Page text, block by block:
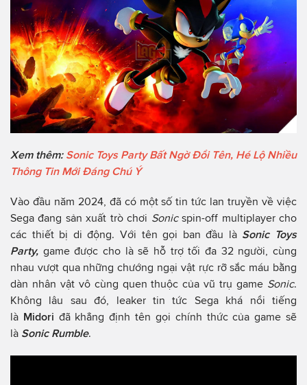
Xem thêm: Sonic Toys Party Bất Ngờ Đổi Tên, Hé Lộ Nhiều
Thông Tin Mới Đáng Chú Ý
Vào đầu năm 2024, đã có một số tin tức lan truyền về việc
Sega đang sản xuất trò chơi Sonicspin-off multiplayer cho
các thiết bị di động. Với tên gọi ban đầu là Sonic Toys
Party, game được cho là sẽ hỗ trợ tối đa 32 người, cùng
nhau vượt qua những chướng ngại vật rực rỡ sắc máu bằng
dàn nhân vật vô cùng quen thuộc của vũ trụ game Sonic.
Không lâu sau đó, leaker tin tức Sega khá nổi tiếng
là Midori đã khẳng định tên gọi chính thức của game sẽ
là Sonic Rumble.